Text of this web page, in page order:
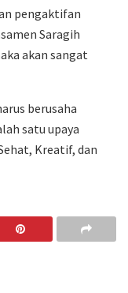
pengaktifan
Saragih
akan sangat
berusaha
satu upaya
Kreatif, dan